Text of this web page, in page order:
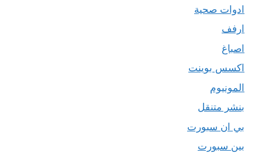
ادوات صحية
ارفف
اصباغ
اكسس بوينت
المونيوم
بنشر متنقل
بي ان سبورت
بين سبورت